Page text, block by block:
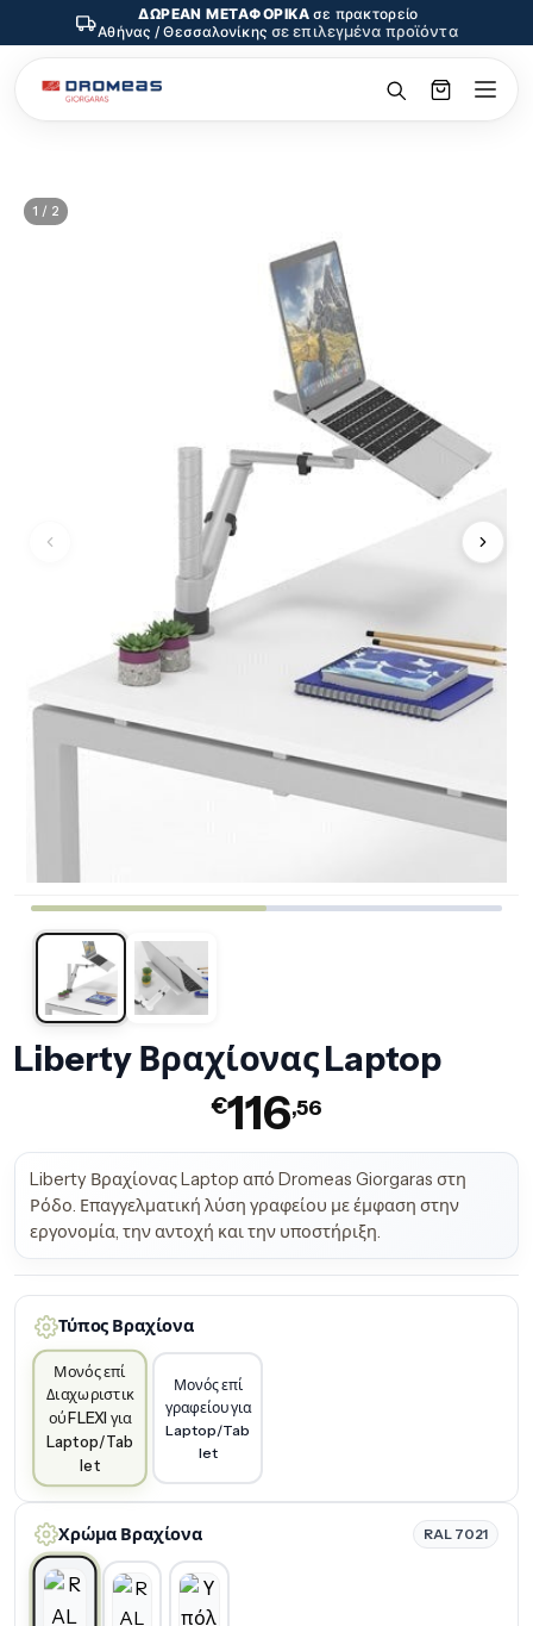
ΔΩΡΕΑΝ ΜΕΤΑΦΟΡΙΚΑ σε πρακτορείο
Αθήνας / Θεσσαλονίκης σε επιλεγμένα προϊόντα
1 / 2
Liberty Βραχίονας Laptop
€116,56
Liberty Βραχίονας Laptop από Dromeas Giorgaras στη
Ρόδο. Επαγγελματική λύση γραφείου με έμφαση στην
εργονομία, την αντοχή και την υποστήριξη.
Τύπος Βραχίονα
Μονός επί
Διαχωριστικ
ού FLEXI για
Laptop/Tab
let
Μονός επί
γραφείου για
Laptop/Tab
let
Χρώμα Βραχίονα RAL 7021